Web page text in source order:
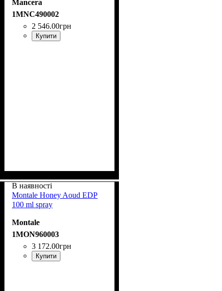
Mancera
1MNC490002
2 546.00грн
Купити
В наявності
Montale Honey Aoud EDP
100 ml spray
Montale
1MON960003
3 172.00грн
Купити